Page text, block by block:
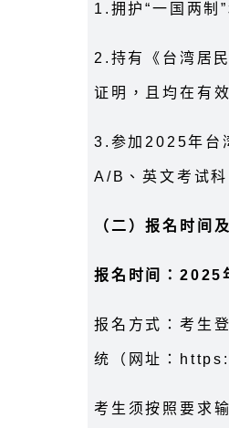
1.拥护“一国两制
2.持有《台湾居
证明，且均在有
3.参加2025年台
A/B、英文考试
（二）报名时间
报名时间：2025
报名方式：考生
统（网址：
考生须按照要求